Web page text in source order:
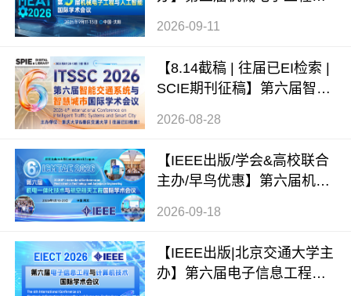
2026-09-11
【8.14截稿 | 往届已EI检索 |
SCIE期刊征稿】第六届智能
术会议（ITSSC 2026）
2026-08-28
【IEEE出版/学会&高校联合
主办/早鸟优惠】第六届机电
国际学术会议（ICMTAE 202
2026-09-18
【IEEE出版|北京交通大学主
办】第六届电子信息工程与